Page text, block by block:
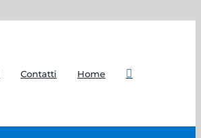
Contatti Home